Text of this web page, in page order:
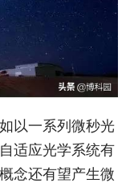
以一系列微秒光
适应光学系统有
念还有望产生微